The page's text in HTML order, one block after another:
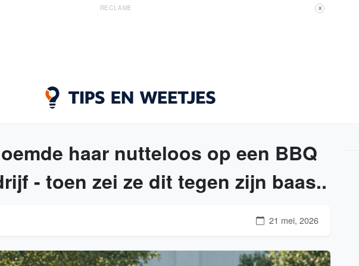
RECLAME X
haar nutteloos op een BBQ
- toen zei ze dit tegen zijn baas..
21 mei, 2026